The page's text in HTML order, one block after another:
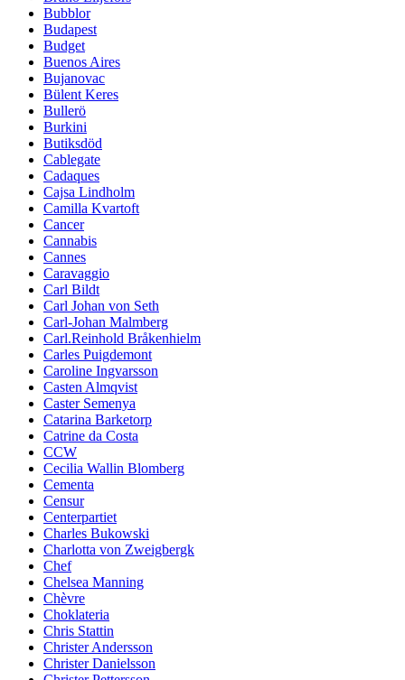
Bubblor
Budapest
Budget
Buenos Aires
Bujanovac
Bülent Keres
Bullerö
Burkini
Butiksdöd
Cablegate
Cadaques
Cajsa Lindholm
Camilla Kvartoft
Cancer
Cannabis
Cannes
Caravaggio
Carl Bildt
Carl Johan von Seth
Carl-Johan Malmberg
Carl.Reinhold Bråkenhielm
Carles Puigdemont
Caroline Ingvarsson
Casten Almqvist
Caster Semenya
Catarina Barketorp
Catrine da Costa
CCW
Cecilia Wallin Blomberg
Cementa
Censur
Centerpartiet
Charles Bukowski
Charlotta von Zweigbergk
Chef
Chelsea Manning
Chèvre
Choklateria
Chris Stattin
Christer Andersson
Christer Danielsson